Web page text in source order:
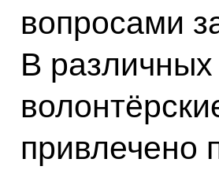
вопросами
В различных
привлечено